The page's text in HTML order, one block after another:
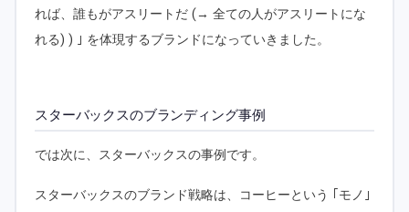
れば、誰もがアスリートだ (→ 全ての人がアスリートにな
れる) ) ｣ を体現するブランドになっていきました。
スターバックスのブランディング事例
では次に、スターバックスの事例です。
スターバックスのブランド戦略は、コーヒーという ｢モノ｣